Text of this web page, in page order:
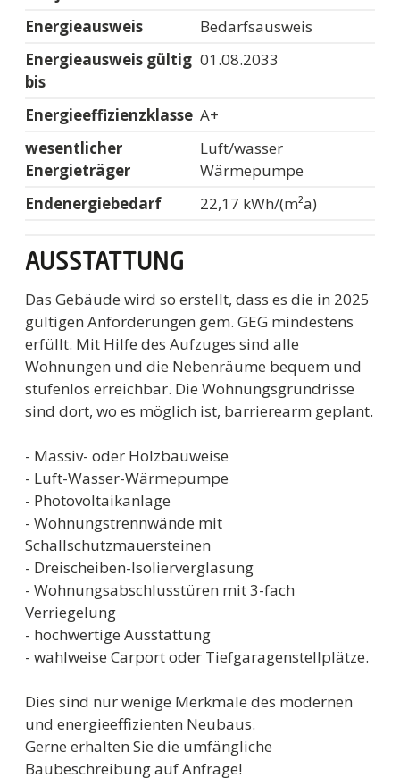
Energieausweis
Bedarfsausweis
Energieausweis gültig
bis
01.08.2033
Energieeffizienzklasse A+
wesentlicher
Energieträger
Luft/wasser
Wärmepumpe
Endenergiebedarf
22,17 kWh/(m²a)
AUSSTATTUNG
Das Gebäude wird so erstellt, dass es die in 2025
gültigen Anforderungen gem. GEG mindestens
erfüllt. Mit Hilfe des Aufzuges sind alle
Wohnungen und die Nebenräume bequem und
stufenlos erreichbar. Die Wohnungsgrundrisse
sind dort, wo es möglich ist, barrierearm geplant.
- Massiv- oder Holzbauweise
- Luft-Wasser-Wärmepumpe
- Photovoltaikanlage
- Wohnungstrennwände mit
Schallschutzmauersteinen
- Dreischeiben-Isolierverglasung
- Wohnungsabschlusstüren mit 3-fach
Verriegelung
- hochwertige Ausstattung
- wahlweise Carport oder Tiefgaragenstellplätze.
Dies sind nur wenige Merkmale des modernen
und energieeffizienten Neubaus.
Gerne erhalten Sie die umfängliche
Baubeschreibung auf Anfrage!